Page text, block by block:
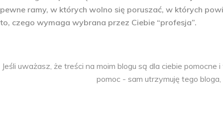
pewne ramy, w których wolno się poruszać, w których
to, czego wymaga wybrana przez Ciebie “profesja”.
Jeśli uważasz, że treści na moim blogu są dla ciebie
pomoc - sam utrzymuję tego